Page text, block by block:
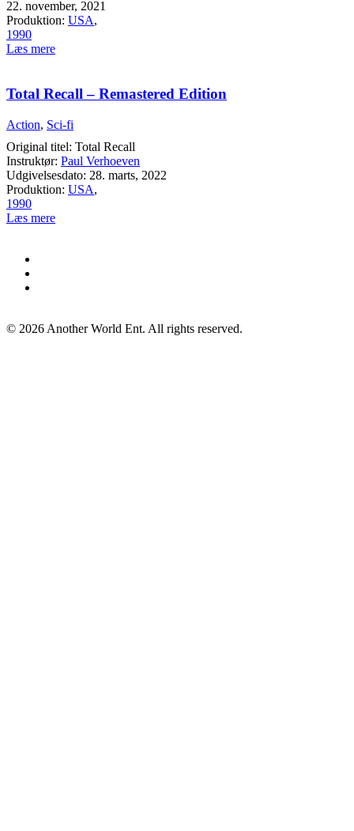
22. november, 2021
Produktion: USA,
1990
Læs mere
Total Recall – Remastered Edition
Action, Sci-fi
Original titel: Total Recall
Instruktør: Paul Verhoeven
Udgivelsesdato: 28. marts, 2022
Produktion: USA,
1990
Læs mere
© 2026 Another World Ent. All rights reserved.